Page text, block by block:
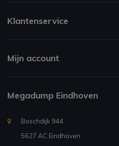
Klantenservice
Mijn account
Megadump Eindhoven
Boschdijk 944
5627 AC Eindhoven